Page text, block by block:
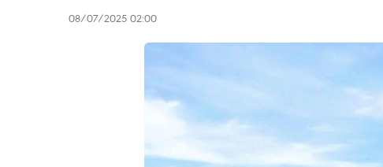
08/07/2025 02:00